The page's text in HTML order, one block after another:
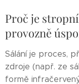
Proč je
provozně
Sálání je proces,
zdroje (např. ze
formě